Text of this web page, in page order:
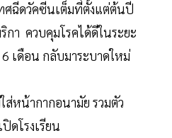
ศฉีดวัคซีนเต็มที่ตั้งแต่ต้นปี
กา ควบคุมโรคได้ดีในระยะ
เดือน กลับมาระบาดใหม่
ส่หน้ากากอนามัย รวมตัว
ดโรงเรียน